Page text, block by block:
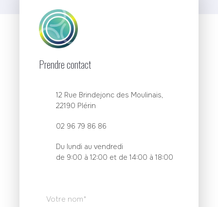
Prendre contact
12 Rue Brindejonc des Moulinais,
22190 Plérin
02 96 79 86 86
Du lundi au vendredi
de 9:00 à 12:00 et de 14:00 à 18:00